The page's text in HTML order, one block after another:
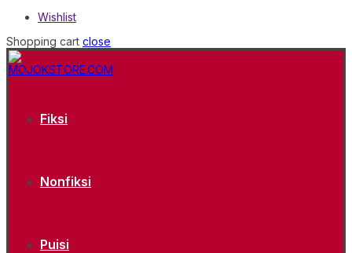
Wishlist
Shopping cart close
Fiksi
Nonfiksi
Puisi